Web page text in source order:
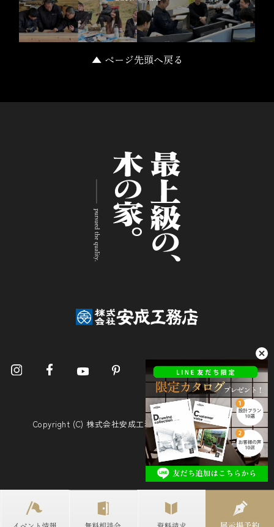
▲ ページ先頭へ戻る
Copyright (C) 株式会社安成工務店. All Rights Reserved.